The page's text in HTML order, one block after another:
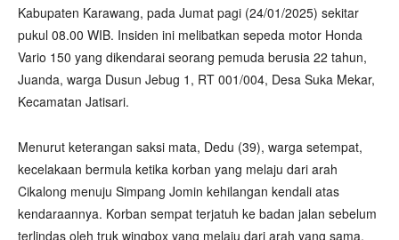
Kabupaten Karawang, pada Jumat pagi (24/01/2025) sekitar
pukul 08.00 WIB. Insiden ini melibatkan sepeda motor Honda
Vario 150 yang dikendarai seorang pemuda berusia 22 tahun,
Juanda, warga Dusun Jebug 1, RT 001/004, Desa Suka Mekar,
Kecamatan Jatisari.
Menurut keterangan saksi mata, Dedu (39), warga setempat,
kecelakaan bermula ketika korban yang melaju dari arah
Cikalong menuju Simpang Jomin kehilangan kendali atas
kendaraannya. Korban sempat terjatuh ke badan jalan sebelum
terlindas oleh truk wingbox yang melaju dari arah yang sama.